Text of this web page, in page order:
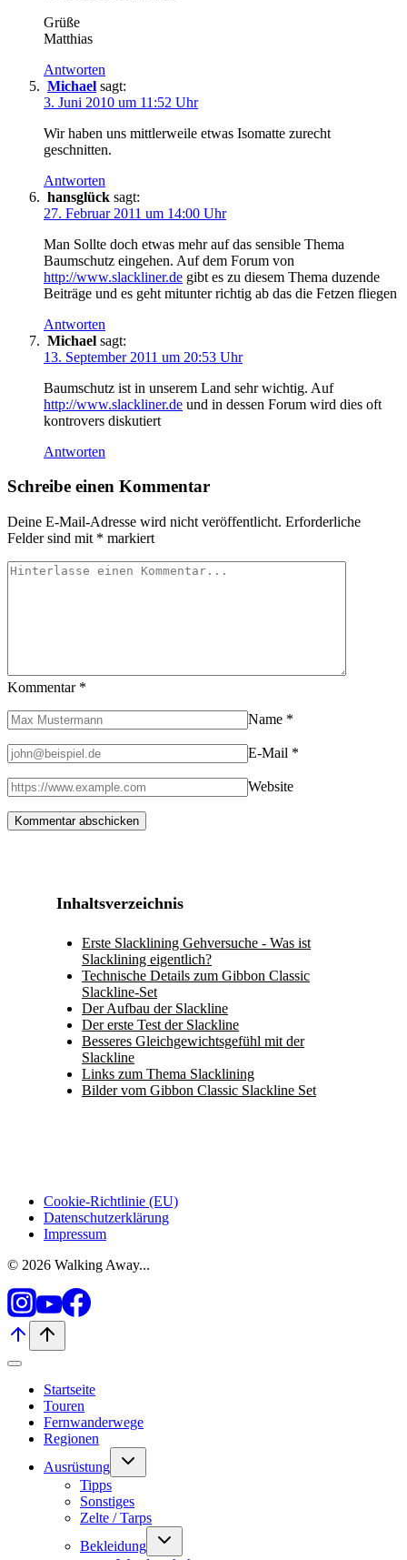
Grüße
Matthias
Antworten
Michael sagt:
3. Juni 2010 um 11:52 Uhr
Wir haben uns mittlerweile etwas Isomatte zurecht
geschnitten.
Antworten
hansglück sagt:
27. Februar 2011 um 14:00 Uhr
Man Sollte doch etwas mehr auf das sensible Thema
Baumschutz eingehen. Auf dem Forum von
http://www.slackliner.de gibt es zu diesem Thema duzende
Beiträge und es geht mitunter richtig ab das die Fetzen fliegen
Antworten
Michael sagt:
13. September 2011 um 20:53 Uhr
Baumschutz ist in unserem Land sehr wichtig. Auf
http://www.slackliner.de und in dessen Forum wird dies oft
kontrovers diskutiert
Antworten
Schreibe einen Kommentar
Deine E-Mail-Adresse wird nicht veröffentlicht. Erforderliche
Felder sind mit * markiert
Kommentar *
Name *
E-Mail *
Website
Inhaltsverzeichnis
Erste Slacklining Gehversuche - Was ist
Slacklining eigentlich?
Technische Details zum Gibbon Classic
Slackline-Set
Der Aufbau der Slackline
Der erste Test der Slackline
Besseres Gleichgewichtsgefühl mit der
Slackline
Links zum Thema Slacklining
Bilder vom Gibbon Classic Slackline Set
Cookie-Richtlinie (EU)
Datenschutzerklärung
Impressum
© 2026 Walking Away...
Startseite
Touren
Fernwanderwege
Regionen
Ausrüstung
Untermenü
Tipps
Sonstiges
Zelte / Tarps
Bekleidung
Untermenü